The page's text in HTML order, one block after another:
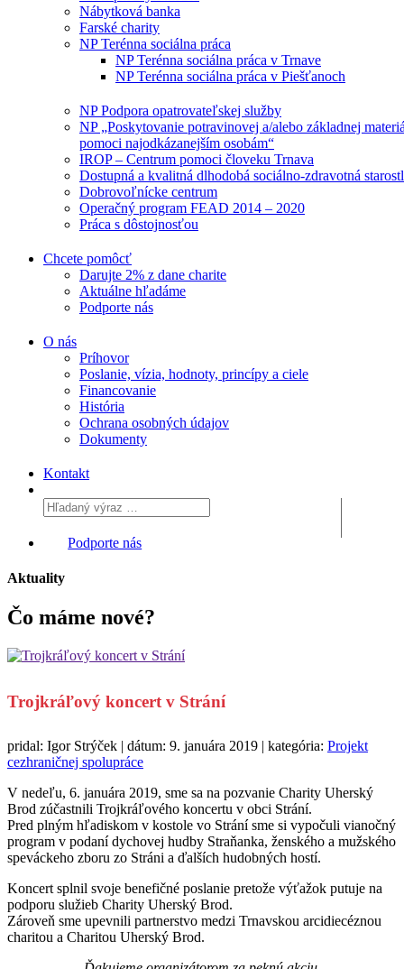
Nábytková banka
Farské charity
NP Terénna sociálna práca
NP Terénna sociálna práca v Trnave
NP Terénna sociálna práca v Piešťanoch
NP Podpora opatrovateľskej služby
NP „Poskytovanie potravinovej a/alebo základnej
pomoci najodkázanejším osobám“
IROP – Centrum pomoci človeku Trnava
Dostupná a kvalitná dlhodobá sociálno-zdravotná
Dobrovoľnícke centrum
Operačný program FEAD 2014 – 2020
Práca s dôstojnosťou
Chcete pomôcť
Darujte 2% z dane charite
Aktuálne hľadáme
Podporte nás
O nás
Príhovor
Poslanie, vízia, hodnoty, princípy a ciele
Financovanie
História
Ochrana osobných údajov
Dokumenty
Kontakt
Podporte nás
Aktuality
Čo máme nové?
Trojkráľový koncert v Strání
pridal: Igor Strýček | dátum: 9. januára 2019 | kategória: Projekt
cezhraničnej spolupráce
V nedeľu, 6. januára 2019, sme sa na pozvanie Charity Uherský
Brod zúčastnili Trojkráľového koncertu v obci Strání.
Pred plným hľadiskom v kostole vo Strání sme si vypočuli vianočný
program v podaní dychovej hudby Straňanka, ženského a mužského
speváckeho zboru zo Stráni a ďalších hudobných hostí.
Koncert splnil svoje benefičné poslanie pretože výťažok putuje na
podporu služieb Charity Uherský Brod.
Zároveň sme upevnili partnerstvo medzi Trnavskou arcidiecéznou
charitou a Charitou Uherský Brod.